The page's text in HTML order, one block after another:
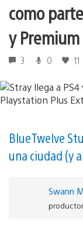
como
y Premium
3 0 11
BlueTwelve
una ciudad (y
Swann